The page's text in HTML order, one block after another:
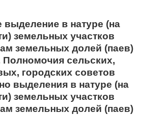
выделение в натуре (на
земельных участков
земельных долей (паев)
Полномочия сельских,
городских советов
выделения в натуре (на
земельных участков
земельных долей (паев)